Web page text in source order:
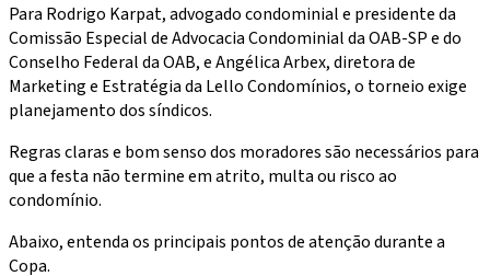
Para Rodrigo Karpat, advogado condominial e presidente da
Comissão Especial de Advocacia Condominial da OAB-SP e do
Conselho Federal da OAB, e Angélica Arbex, diretora de
Marketing e Estratégia da Lello Condomínios, o torneio exige
planejamento dos síndicos.
Regras claras e bom senso dos moradores são necessários para
que a festa não termine em atrito, multa ou risco ao
condomínio.
Abaixo, entenda os principais pontos de atenção durante a
Copa.